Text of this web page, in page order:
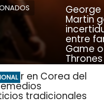
George
Martin
entre
Game
Thrones
en Corea del
tradicionales